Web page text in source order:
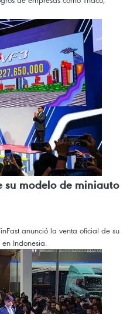
su modelo de miniauto
anunció la venta oficial de su
Indonesia.